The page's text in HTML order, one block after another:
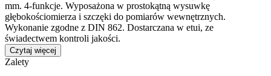
mm. 4-funkcje. Wyposażona w prostokątną wysuwkę
głębokościomierza i szczęki do pomiarów wewnętrznych.
Wykonanie zgodne z DIN 862. Dostarczana w etui, ze
świadectwem kontroli jakości.
Czytaj więcej
Zalety